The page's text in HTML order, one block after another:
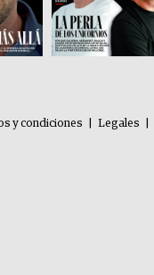
y condiciones Legales